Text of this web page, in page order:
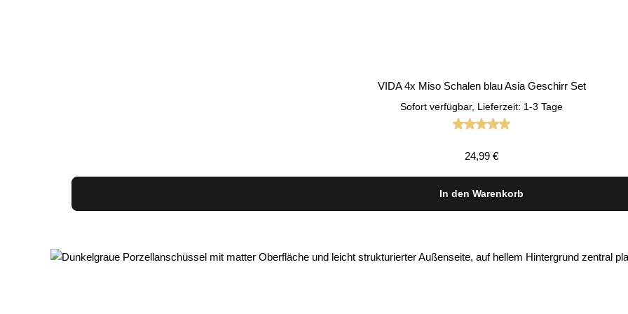
VIDA 4x Miso Schalen blau Asia Geschirr Set
Sofort verfügbar, Lieferzeit: 1-3 Tage
Durchschnittliche Bewertung
Regulärer Preis:
24,99 €
In den Warenkorb